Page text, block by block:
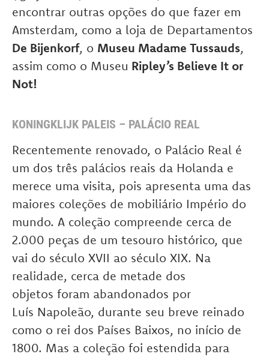
encontrar outras opções do que fazer em
Amsterdam, como a loja de Departamentos
De Bijenkorf, o Museu Madame Tussauds,
assim como o Museu Ripley’s Believe It or
Not!
KONINGKLIJK PALEIS – PALÁCIO REAL
Recentemente renovado, o Palácio Real é
um dos três palácios reais da Holanda e
merece uma visita, pois apresenta uma das
maiores coleções de mobiliário Império do
mundo. A coleção compreende cerca de
2.000 peças de um tesouro histórico, que
vai do século XVII ao século XIX. Na
realidade, cerca de metade dos
objetos foram abandonados por
Luís Napoleão, durante seu breve reinado
como o rei dos Países Baixos, no início de
1800. Mas a coleção foi estendida para